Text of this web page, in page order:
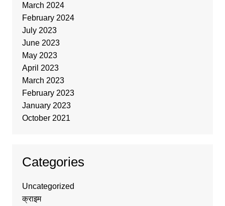
March 2024
February 2024
July 2023
June 2023
May 2023
April 2023
March 2023
February 2023
January 2023
October 2021
Categories
Uncategorized
क्राइम